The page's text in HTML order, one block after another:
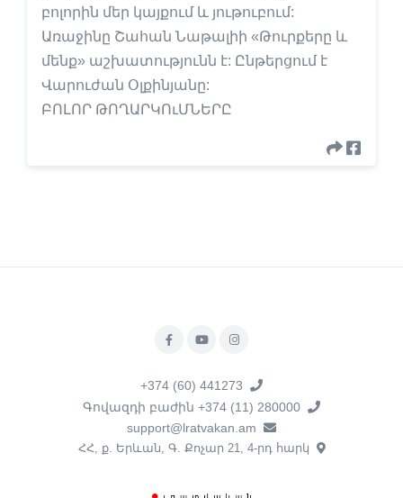
բոլորին մեր կայքում և յութուբում:
Առաջինը Շահան Նաթալիի «Թուրքերը և
մենք» աշխատությունն է: Ընթերցում է
Վարուժան Օլքինյանը:
ԲՈԼՈՐ ԹՈՂԱՐԿՈւՄՆԵՐԸ
+374 (60) 441273
Գովազդի բաժին +374 (11) 280000
support@lratvakan.am
ՀՀ, ք. Երևան, Գ. Քոչար 21, 4-րդ հարկ